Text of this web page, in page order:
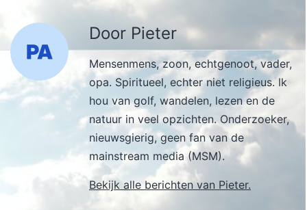
Door Pieter
Mensenmens, zoon, echtgenoot, vader,
opa. Spiritueel, echter niet religieus. Ik
hou van golf, wandelen, lezen en de
natuur in veel opzichten. Onderzoeker,
nieuwsgierig, geen fan van de
mainstream media (MSM).
Bekijk alle berichten van Pieter.